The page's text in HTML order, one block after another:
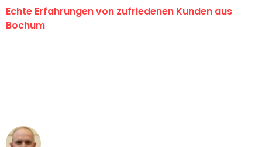
Echte Erfahrungen von zufriedenen Kunden aus
Bochum